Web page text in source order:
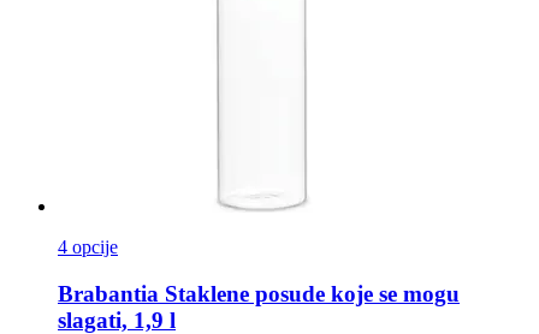
4 opcije
Brabantia Staklene posude koje se mogu
slagati, 1,9 l